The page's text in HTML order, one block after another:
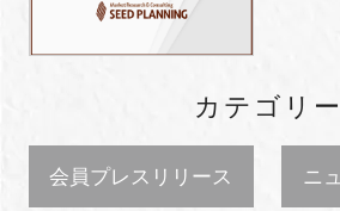
カテゴリー
会員プレスリリース ニ